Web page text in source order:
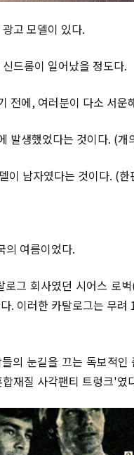
고 모델이 있다.
드롬이 일어났을 정도다.
전에, 여러분이 다소 서
발생했었다는 것이다. (개
이 남자였다는 것이다. (
의 여름이었다.
그 회사였던 시어스 로
. 이러한 카탈로그는 무
의 눈길을 끄는 독보적
재질 사각팬티 트렁크'였